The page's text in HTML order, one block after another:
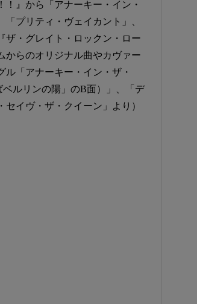
』から「アナーキー・イン・
プリティ・ヴェイカント」、
ザ・グレイト・ロックン・ロー
からのオリジナル曲やカヴァー
「アナーキー・イン・ザ・
ルリンの陽」のB面）」、「デ
イヴ・ザ・クイーン」より）